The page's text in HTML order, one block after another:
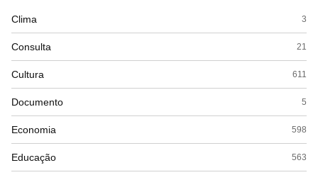
Clima 3
Consulta 21
Cultura 611
Documento 5
Economia 598
Educação 563